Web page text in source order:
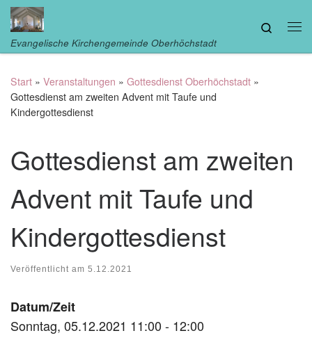
Zum Inhalt springen
Evangelische Kirchengemeinde Oberhöchstadt
Search
Start » Veranstaltungen » Gottesdienst Oberhöchstadt »
Gottesdienst am zweiten Advent mit Taufe und
Kindergottesdienst
Gottesdienst am zweiten
Advent mit Taufe und
Kindergottesdienst
Veröffentlicht am 5.12.2021
Datum/Zeit
Sonntag, 05.12.2021 11:00 - 12:00